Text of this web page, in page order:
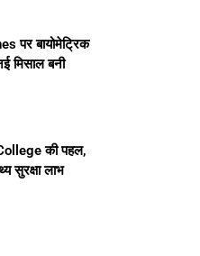
पर बायोमेट्रिक
मिसाल बनी
की पहल,
सुरक्षा लाभ